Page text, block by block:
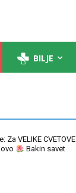
BILJE
Za VELIKE CVETOVE
Bakin savet